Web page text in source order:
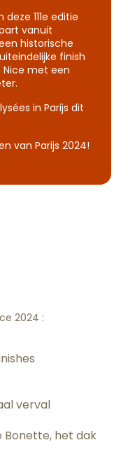
111e editie
vanuit
historische
finish
met een
in Parijs dit
van Parijs 2024!
2024 :
verval
Bonette, het dak